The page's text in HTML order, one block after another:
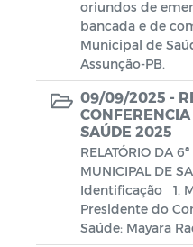
oriundos de
bancada e de
Municipal de
Assunção-PB.
09/09/2025 -
SAÚDE 2025
RELATÓRIO DA
MUNICIPAL DE
Identificação 1.
Presidente do
Saúde: Mayara